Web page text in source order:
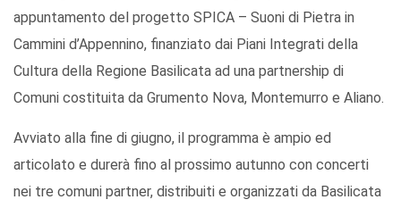
appuntamento del progetto SPICA – Suoni di Pietra in
Cammini d’Appennino, finanziato dai Piani Integrati della
Cultura della Regione Basilicata ad una partnership di
Comuni costituita da Grumento Nova, Montemurro e Aliano.
Avviato alla fine di giugno, il programma è ampio ed
articolato e durerà fino al prossimo autunno con concerti
nei tre comuni partner, distribuiti e organizzati da Basilicata